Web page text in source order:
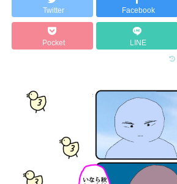
Twitter Facebook
Pocket LINE